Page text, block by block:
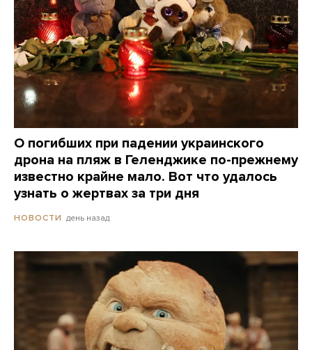
О погибших при падении украинского
дрона на пляж в Геленджике по-прежнему
известно крайне мало. Вот что удалось
узнать о жертвах за три дня
НОВОСТИ день назад